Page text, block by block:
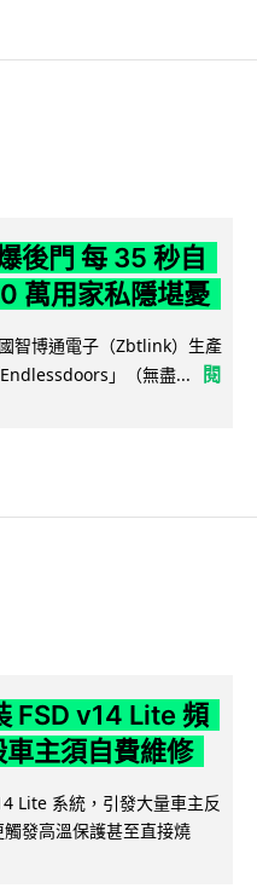
後門 每 35 秒自
萬用家私隱堪憂
智博通電子（Zbtlink）生產
」（無盡...
閱
FSD v14 Lite 頻
主須自費維修
Lite 系統，引發大量車主反
發高溫保護甚至直接燒